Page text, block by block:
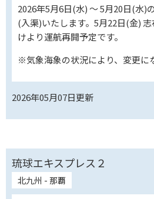
2026年5月6日(水) ～ 5月20日(水)
(入渠)いたします。5月22日(金)
けより運航再開予定です。
※気象海象の状況により、変更に
2026年05月07日更新
琉球エキスプレス２
北九州 - 那覇